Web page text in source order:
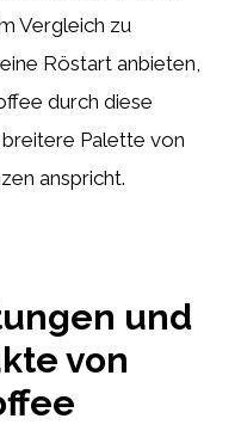
Vergleich zu
Röstart anbieten,
durch diese
breitere Palette von
anspricht.
und
von